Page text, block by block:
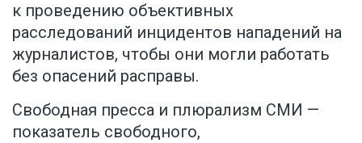
к проведению объективных
расследований инцидентов нападений на
журналистов, чтобы они могли работать
без опасений расправы.
Свободная пресса и плюрализм СМИ —
показатель свободного,